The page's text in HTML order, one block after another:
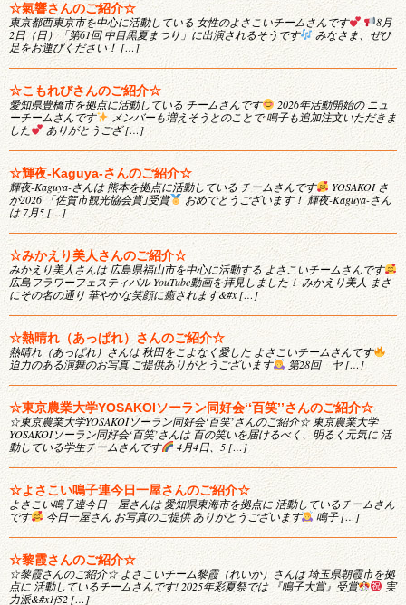
☆氣響さんのご紹介☆
東京都西東京市を中心に活動している 女性のよさこいチームさんです
8月
2日（日）「第61回 中目黒夏まつり」に出演されるそうです
みなさま、ぜひ
足をお運びください！ […]
☆こもれびさんのご紹介☆
愛知県豊橋市を拠点に活動している チームさんです
2026年活動開始の ニュ
ーチームさんです
メンバーも増えそうとのことで 鳴子も追加注文いただきま
した
ありがとうござ […]
☆輝夜-Kaguya-さんのご紹介☆
輝夜-Kaguya-さんは 熊本を拠点に活動している チームさんです
YOSAKOI さ
が2026 「佐賀市観光協会賞｣受賞
おめでとうございます！ 輝夜-Kaguya-さん
は 7月5 […]
☆みかえり美人さんのご紹介☆
みかえり美人さんは 広島県福山市を中心に活動する よさこいチームさんです
広島フラワーフェスティバル YouTube動画を拝見しました！ みかえり美人 まさ
にその名の通り 華やかな笑顔に癒されます&#x […]
☆熱晴れ（あっぱれ）さんのご紹介☆
熱晴れ（あっぱれ）さんは 秋田をこよなく愛した よさこいチームさんです
迫力のある演舞のお写真 ご提供ありがとうございます
第28回 ヤ […]
☆東京農業大学YOSAKOIソーラン同好会‘‘百笑’’さんのご紹介☆
☆東京農業大学YOSAKOIソーラン同好会‘百笑’さんのご紹介☆ 東京農業大学
YOSAKOIソーラン同好会‘百笑’さんは 百の笑いを届けるべく、明るく元気に 活
動している学生チームさんです
4月4日、5 […]
☆よさこい鳴子連今日一屋さんのご紹介☆
よさこい鳴子連今日一屋さんは 愛知県東海市を拠点に 活動しているチームさん
です
今日一屋さん お写真のご提供 ありがとうございます 鳴子 […]
☆黎霞さんのご紹介☆
☆黎霞さんのご紹介☆ よさこいチーム黎霞（れいか）さんは 埼玉県朝霞市を拠
点に 活動しているチームさんです! 2025年彩夏祭では 『鳴子大賞』受賞
実
力派&#x1f52 […]